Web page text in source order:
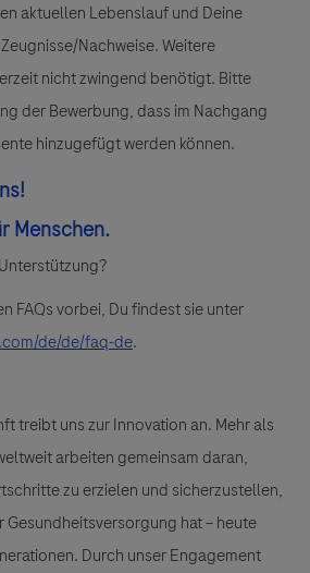
aktuellen Lebenslauf und Deine
Nachweise. Weitere
nicht zwingend benötigt. Bitte
der Bewerbung, dass im Nachgang
hinzugefügt werden können.
Menschen.
FAQs vorbei, Du findest sie unter
de/de/faq-de.
treibt uns zur Innovation an. Mehr als
arbeiten gemeinsam daran,
zu erzielen und sicherzustellen,
Gesundheitsversorgung hat – heute
Durch unser Engagement